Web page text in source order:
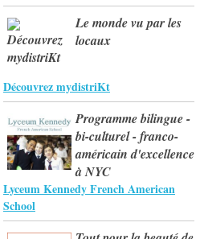
Le monde vu par les
locaux
Découvrez mydistriKt
Programme bilingue -
bi-culturel - franco-
américain d'excellence
à NYC
Lyceum Kennedy French American
School